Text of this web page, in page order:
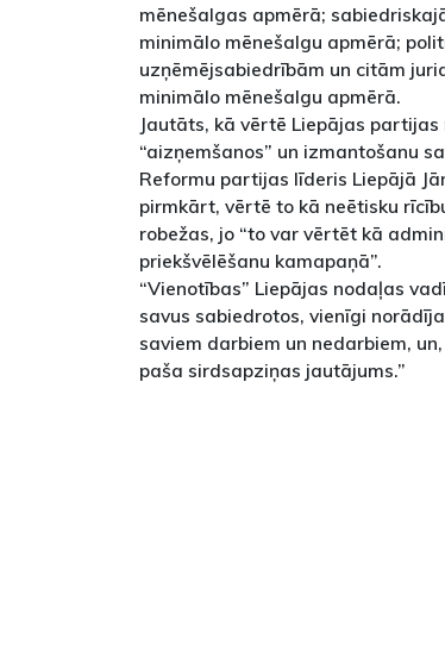
mēnešalgas apmērā;
minimālo mēnešalgu apmērā;
uzņēmējsabiedrībām un citām
minimālo mēnešalgu apmērā.
Jautāts, kā vērtē Liepājas partijas
“aizņemšanos” un izmantošanu
Reformu partijas līderis Liepājā
pirmkārt, vērtē to kā neētisku
robežas, jo “to var vērtēt kā
priekšvēlēšanu kamapaņā”.
“Vienotības” Liepājas nodaļas
savus sabiedrotos, vienīgi
saviem darbiem un nedarbiem,
paša sirdsapziņas jautājums.”